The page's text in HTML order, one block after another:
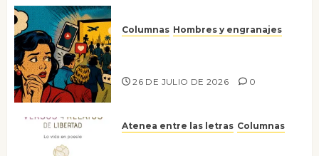
Columnas Hombres y engranajes
26 DE JULIO DE 2026 0
Atenea entre las letras Columnas